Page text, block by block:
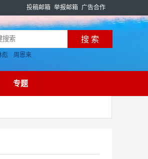
投稿邮箱 举报邮箱 广告合作
彪 周恩来
专题